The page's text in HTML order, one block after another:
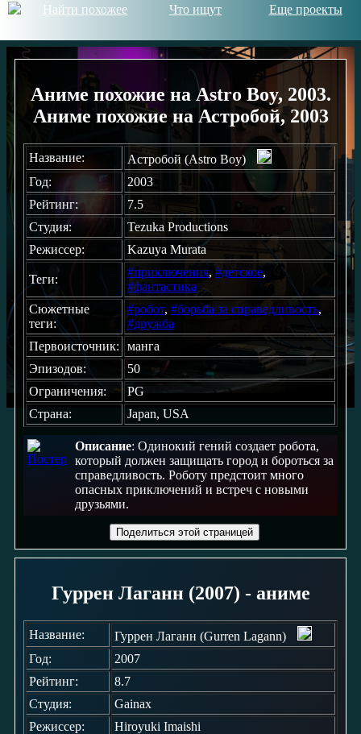
Найти похожее Что ищут Еще проекты
Аниме похожие на Astro Boy, 2003.
Аниме похожие на Астробой, 2003
Название:
Астробой (Astro Boy)
Год:
2003
Рейтинг:
7.5
Студия:
Tezuka Productions
Режиссер:
Kazuya Murata
Теги:
#приключения, #детское,
#фантастика
Сюжетные
теги:
#робот, #борьба за справедливость,
#дружба
Первоисточник:
манга
Эпизодов:
50
Ограничения:
PG
Страна:
Japan, USA
Описание: Одинокий гений создает робота,
который должен защищать город и бороться за
справедливость. Роботу предстоит много
опасных приключений и встреч с новыми
друзьями.
Поделиться этой страницей
Гуррен Лаганн (2007) - аниме
Название:
Гуррен Лаганн (Gurren Lagann)
Год:
2007
Рейтинг:
8.7
Студия:
Gainax
Режиссер:
Hiroyuki Imaishi